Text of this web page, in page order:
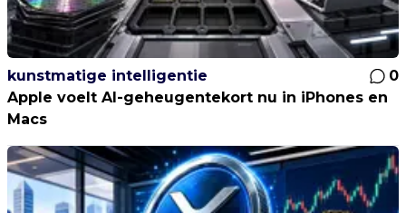
kunstmatige intelligentie
0
Apple voelt AI-geheugentekort nu in iPhones en
Macs